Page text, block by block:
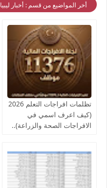
أخر المواضيع من قسم : أخبار ليبيا
تظلمات افراجات التعلم 2026
(كيف اعرف اسمي في
الافراجات الصحة والزراعة)..
الصحة ومراقبات التعليم